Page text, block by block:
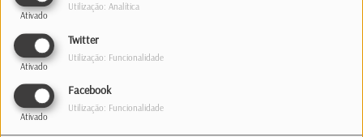
Ativado
Utilização: Analítica
Twitter
Ativado
Utilização: Funcionalidade
Facebook
Ativado
Utilização: FuncionalidadeShowcase